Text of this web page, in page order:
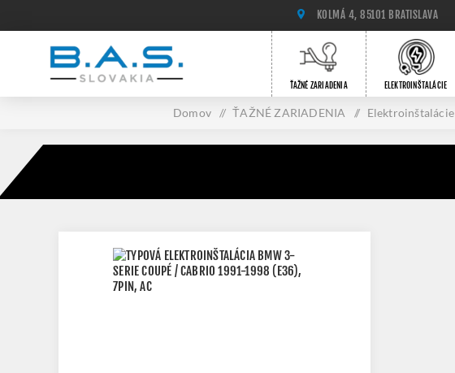
KOLMÁ 4, 85101 BRATISLAVA
ŤAŽNÉ ZARIADENIA ELEKTROINŠTALÁCIE
Domov / ŤAŽNÉ ZARIADENIA / Elektroinštalácie